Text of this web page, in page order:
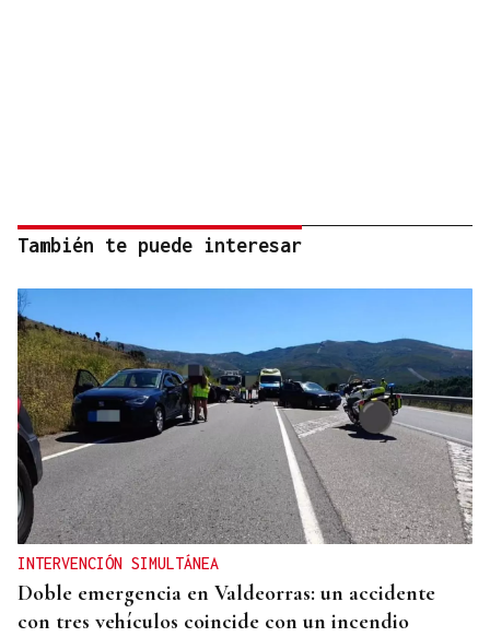
También te puede interesar
INTERVENCIÓN SIMULTÁNEA
Doble emergencia en Valdeorras: un accidente
con tres vehículos coincide con un incendio